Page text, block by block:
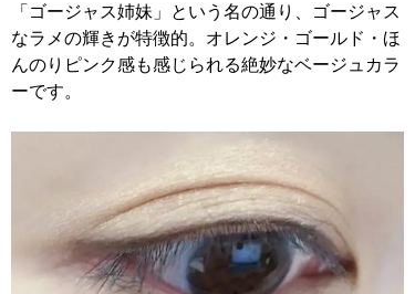
「ゴージャス姉妹」という名の通り、ゴージャス
なラメの輝きが特徴的。オレンジ・ゴールド・ほ
んのりピンク感も感じられる絶妙なベージュカラ
ーです。